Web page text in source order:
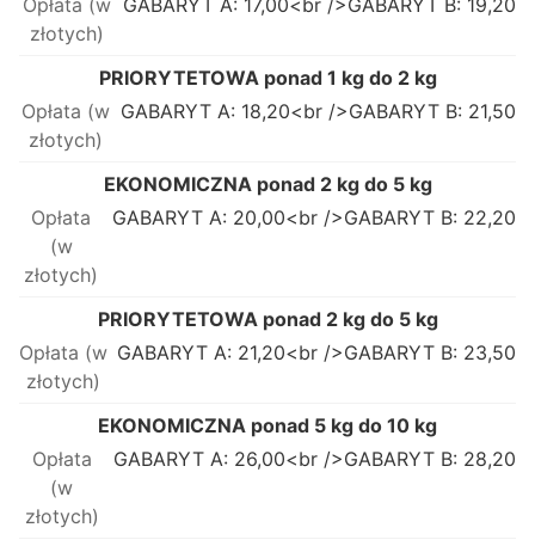
PRIORYTETOWA ponad 1 kg do 2 kg
GABARYT A: 18,20<br />GABARYT B: 21,50
EKONOMICZNA ponad 2 kg do 5 kg
GABARYT A: 20,00<br />GABARYT B: 22,20
PRIORYTETOWA ponad 2 kg do 5 kg
GABARYT A: 21,20<br />GABARYT B: 23,50
EKONOMICZNA ponad 5 kg do 10 kg
GABARYT A: 26,00<br />GABARYT B: 28,20